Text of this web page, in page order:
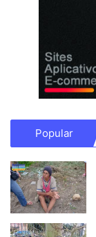
Popular